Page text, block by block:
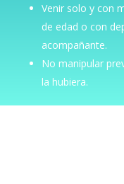
Venir solo y con
de edad o con
acompañante.
No manipular
la hubiera.